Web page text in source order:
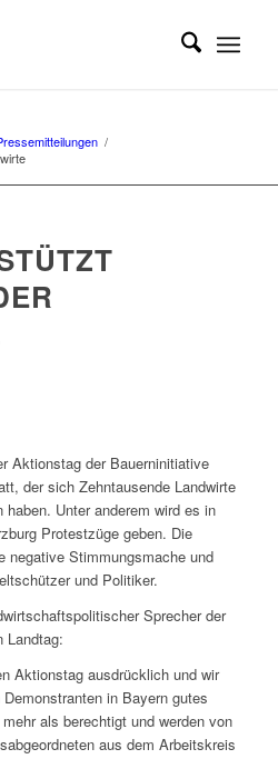
/
Aktionstag der Bauerninitiative
der sich Zehntausende Landwirte
Unter anderem wird es in
Protestzüge geben. Die
negative Stimmungsmache und
und Politiker.
Sprecher der
Landtag:
Aktionstag ausdrücklich und wir
in Bayern gutes
als berechtigt und werden von
aus dem Arbeitskreis